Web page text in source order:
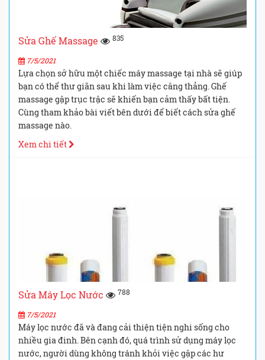
Sửa Ghế Massage 835
7/5/2021
Lựa chọn sở hữu một chiếc máy massage tại nhà sẽ giúp
bạn có thể thư giãn sau khi làm việc căng thẳng. Ghế
massage gặp trục trặc sẽ khiến bạn cảm thấy bất tiện.
Cùng tham khảo bài viết bên dưới để biết cách sửa ghế
massage nào.
Xem chi tiết
Sửa Máy Lọc Nước 788
7/5/2021
Máy lọc nước đã và đang cải thiện tiện nghi sống cho
nhiều gia đinh. Bên cạnh đó, quá trình sử dụng máy lọc
nước, người dùng không tránh khỏi việc gặp các hư